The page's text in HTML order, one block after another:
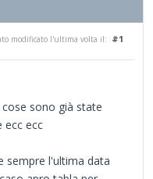
#1
modificato l'ultima volta il:
sono già state
ecc ecc
sempre l'ultima data